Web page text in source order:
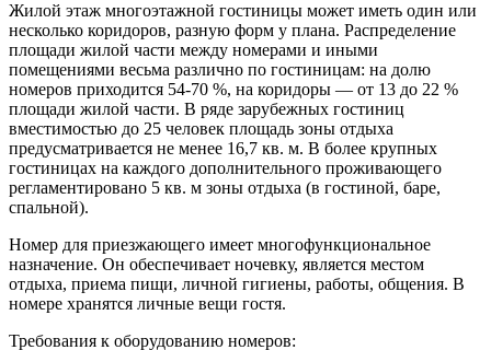
Жилой этаж многоэтажной гостиницы может иметь один или
несколько коридоров, разную форм у плана. Распределение
площади жилой части между номерами и иными
помещениями весьма различно по гостиницам: на долю
номеров приходится 54-70 %, на коридоры — от 13 до 22 %
площади жилой части. В ряде зарубежных гостиниц
вместимостью до 25 человек площадь зоны отдыха
предусматривается не менее 16,7 кв. м. В более крупных
гостиницах на каждого дополнительного проживающего
регламентировано 5 кв. м зоны отдыха (в гостиной, баре,
спальной).
Номер для приезжающего имеет многофункциональное
назначение. Он обеспечивает ночевку, является местом
отдыха, приема пищи, личной гигиены, работы, общения. В
номере хранятся личные вещи гостя.
Требования к оборудованию номеров: